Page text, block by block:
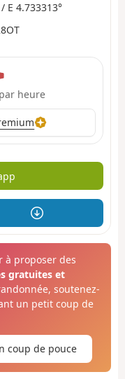
E 4.733313°
heure
à proposer des
gratuites et
soutenez-
un petit coup de
coup de pouce